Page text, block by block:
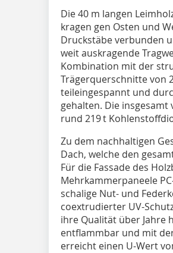
Die 40 m langen
kragen gen Osten und
Druckstäbe verbunden
weit auskragende
Kombination mit der
Trägerquerschnitte von
teileingespannt und
gehalten. Die
rund 219 t
Zu dem nachhaltigen
Dach, welche den
Für die Fassade des
Mehrkammerpaneele
schalige Nut- und
coextrudierter UV-
ihre Qualität über Jahre
entflammbar und mit
erreicht einen U-Wert